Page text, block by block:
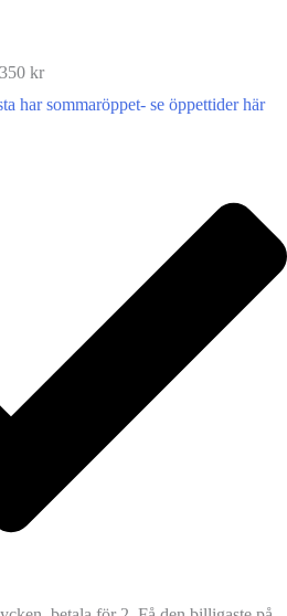
kr
har sommaröppet- se öppettider här